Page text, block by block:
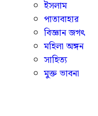
ইসলাম
পাতাবাহার
বিজ্ঞান জগৎ
মহিলা অঙ্গন
সাহিত্য
মুক্ত ভাবনা